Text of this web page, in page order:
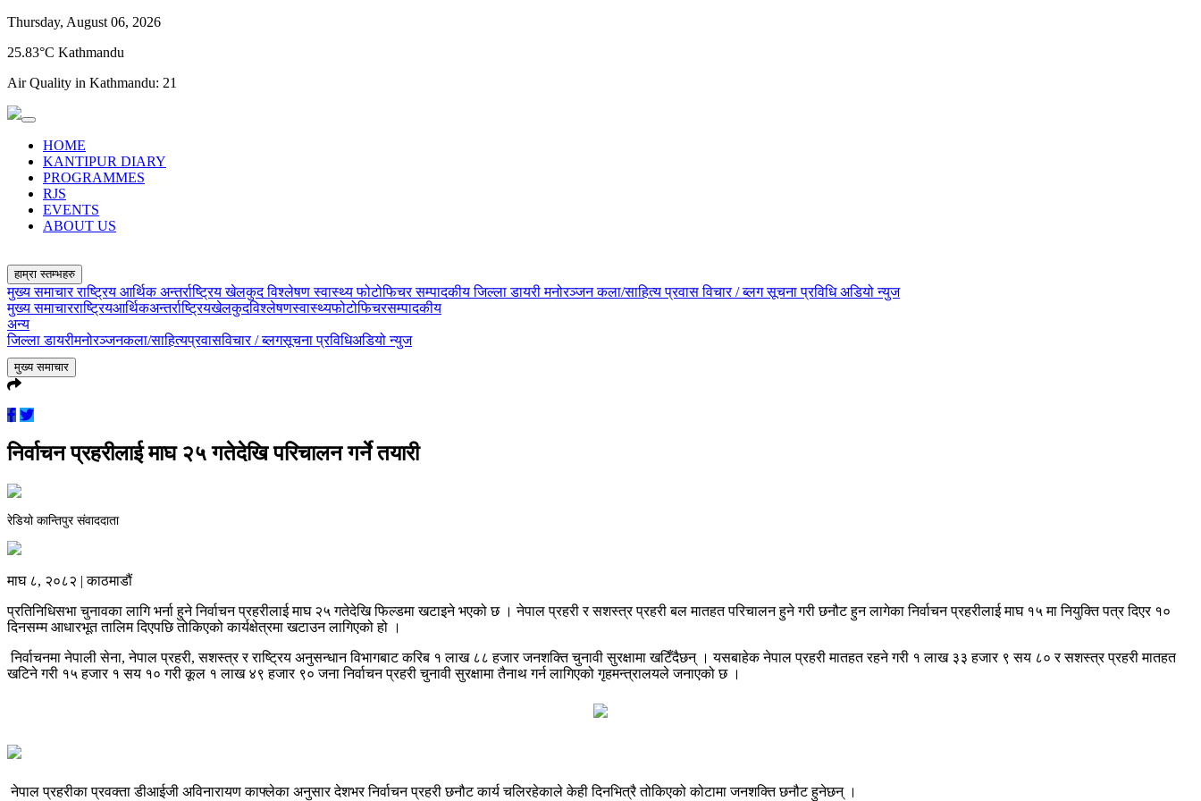
Thursday, August 06, 2026
25.83°C Kathmandu
Air Quality in Kathmandu: 21
HOME
KANTIPUR DIARY
PROGRAMMES
RJS
EVENTS
ABOUT US
हाम्रा स्तम्भहरु
मुख्य समाचारराष्ट्रिय आर्थिकअन्तर्राष्ट्रियखेलकुदविश्लेषणस्वास्थ्यफोटोफिचरसम्पादकीयजिल्ला डायरीमनोरञ्जनकला/साहित्यप्रवासविचार / ब्लगसूचना प्रविधिअडियो न्युज
मुख्य समाचारराष्ट्रियआर्थिकअन्तर्राष्ट्रियखेलकुदविश्लेषणस्वास्थ्यफोटोफिचरसम्पादकीय
अन्य
जिल्ला डायरीमनोरञ्जनकला/साहित्यप्रवासविचार / ब्लगसूचना प्रविधिअडियो न्युज
मुख्य समाचार
निर्वाचन प्रहरीलाई माघ २५ गतेदेखि परिचालन गर्ने तयारी
रेडियो कान्तिपुर संवाददाता
माघ ८, २०८२ | काठमाडौं
प्रतिनिधिसभा चुनावका लागि भर्ना हुने निर्वाचन प्रहरीलाई माघ २५ गतेदेखि फिल्डमा खटाइने भएको छ । नेपाल प्रहरी र सशस्त्र प्रहरी बल मातहत परिचालन हुने गरी छनौट हुन लागेका निर्वाचन प्रहरीलाई माघ १५ मा नियुक्ति पत्र दिएर १०
दिनसम्म आधारभूत तालिम दिएपछि तोकिएको कार्यक्षेत्रमा खटाउन लागिएको हो ।
निर्वाचनमा नेपाली सेना, नेपाल प्रहरी, सशस्त्र र राष्ट्रिय अनुसन्धान विभागबाट करिब १ लाख ८८ हजार जनशक्ति चुनावी सुरक्षामा खटिँदैछन् । यसबाहेक नेपाल प्रहरी मातहत रहने गरी १ लाख ३३ हजार ९ सय ८० र सशस्त्र प्रहरी मातहत
खटिने गरी १५ हजार १ सय १० गरी कूल १ लाख ४९ हजार ९० जना निर्वाचन प्रहरी चुनावी सुरक्षामा तैनाथ गर्न लागिएको गृहमन्त्रालयले जनाएको छ ।
नेपाल प्रहरीका प्रवक्ता डीआईजी अविनारायण काफ्लेका अनुसार देशभर निर्वाचन प्रहरी छनौट कार्य चलिरहेकाले केही दिनभित्रै तोकिएको कोटामा जनशक्ति छनौट हुनेछन् ।